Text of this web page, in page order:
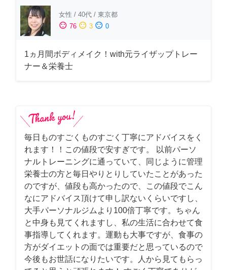
女性 / 40代 / 東京都
sentiment_satisfied 76 sentiment_neutral 3 sentiment_dissatisfied 0
1ヵ月間ボディメイク！with元ライザップトレー
ナー＆栄養士
毎日ものすごくものすごく丁寧にアドバイスをく
れます！！この値段で安すぎです。 以前パーソ
ナルトレーニングに通っていて、同じように管理
栄養士の方と毎日やりとりしていたことがあった
のですが、値段も高かったので、この値段でこん
なにアドバイス頂けて申し訳ないくらいですし、
大手パーソナルジムより100倍丁寧です。ちゃん
と中身も見てくれますし、私の生活に合わせて食
事指導してくれます。運動も大事ですが、食事の
方がダイエットの面では重要だと思っているので
今後もお世話になりたいです。人から見てもらっ